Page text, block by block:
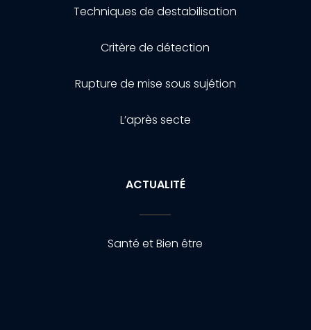
Techniques de destabilisation
Critère de détection
Rupture de mise sous sujétion
L’après secte
ACTUALITÉ
Santé et Bien être